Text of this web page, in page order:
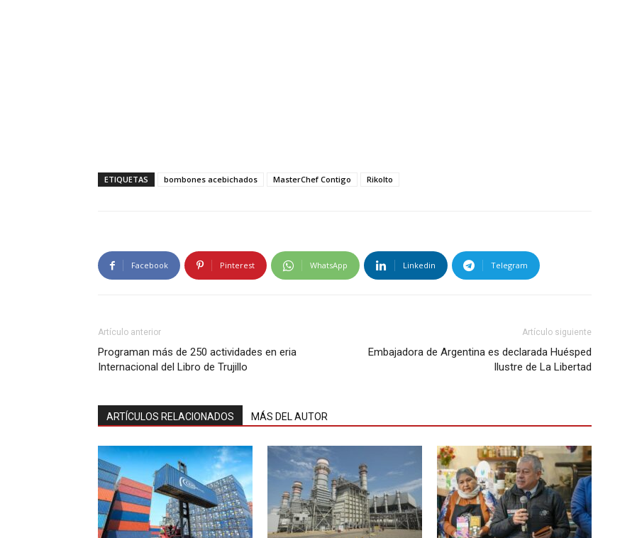
ETIQUETAS bombones acebichados MasterChef Contigo Rikolto
Facebook Pinterest WhatsApp Linkedin Telegram
Artículo anterior
Programan más de 250 actividades en eria
Internacional del Libro de Trujillo
Artículo siguiente
Embajadora de Argentina es declarada Huésped
Ilustre de La Libertad
ARTÍCULOS RELACIONADOS MÁS DEL AUTOR